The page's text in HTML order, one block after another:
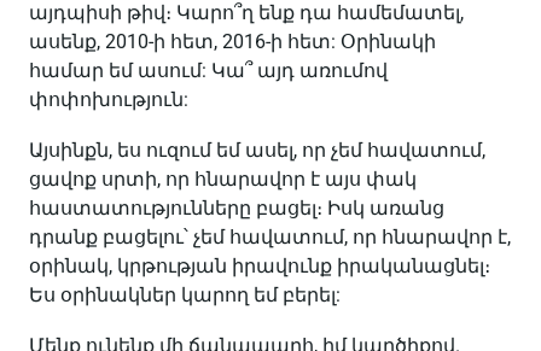
այդպիսի թիվ։ Կարո՞ղ ենք դա համեմատել,
ասենք, 2010-ի հետ, 2016-ի հետ: Օրինակի
համար եմ ասում: Կա՞ այդ առումով
փոփոխություն:
Այսինքն, ես ուզում եմ ասել, որ չեմ հավատում,
ցավոք սրտի, որ հնարավոր է այս փակ
հաստատությունները բացել։ Իսկ առանց
դրանք բացելու՝ չեմ հավատում, որ հնարավոր է,
օրինակ, կրթության իրավունք իրականացնել։
Ես օրինակներ կարող եմ բերել:
Մենք ունենք մի ճանապարհ, իմ կարծիքով.